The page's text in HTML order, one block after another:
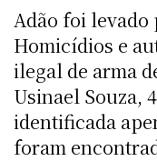
Adão foi levado
Homicídios e
ilegal de arma
Usinael Souza,
identificada
foram